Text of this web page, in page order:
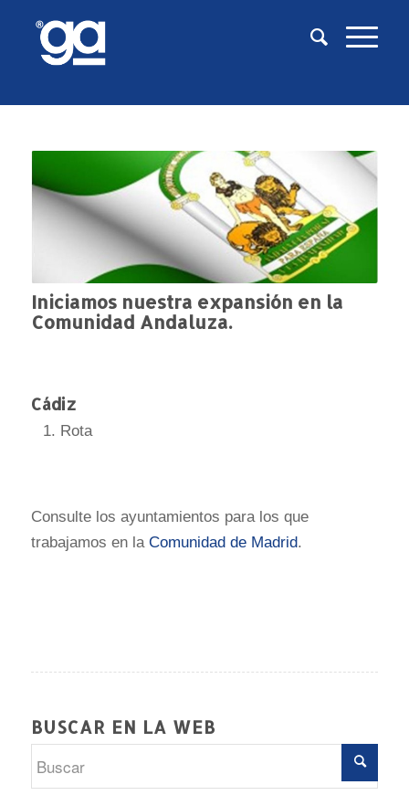
Iniciamos nuestra expansión en la
Comunidad Andaluza.
Cádiz
Rota
Consulte los ayuntamientos para los que
trabajamos en la Comunidad de Madrid.
BUSCAR EN LA WEB